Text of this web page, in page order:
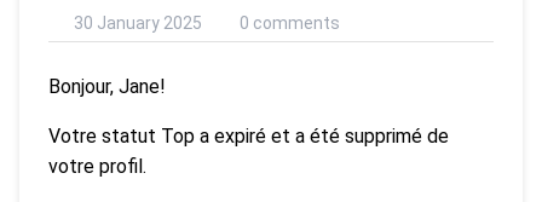
30 January 2025 0 comments
Bonjour, Jane!
Votre statut Top a expiré et a été supprimé de
votre profil.